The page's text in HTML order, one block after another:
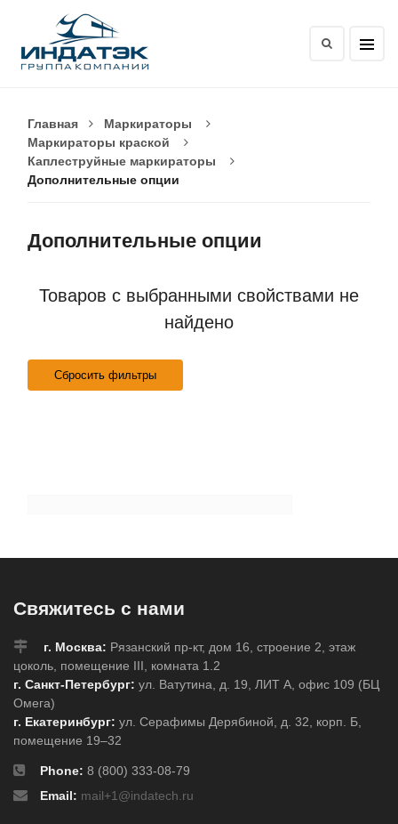
Главная
Маркираторы
Маркираторы краской
Каплеструйные маркираторы
Дополнительные опции
Дополнительные опции
Товаров с выбранными свойствами не
найдено
Сбросить фильтры
Свяжитесь с нами
г. Москва: Рязанский пр-кт, дом 16, строение 2, этаж
цоколь, помещение III, комната 1.2
г. Санкт-Петербург: ул. Ватутина, д. 19, ЛИТ А, офис 109 (БЦ
Омега)
г. Екатеринбург: ул. Серафимы Дерябиной, д. 32, корп. Б,
помещение 19–32
Phone: 8 (800) 333-08-79
Email: mail+1@indatech.ru